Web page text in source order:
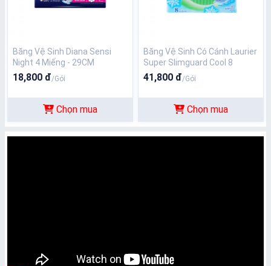
Băng Vệ Sinh Diana Sensi
Night 4 Miếng - 29CM
18,800 đ/Gói
Chọn mua
Băng Vệ Sinh Có Cánh Laurier
Super Slimguard Cool 8
miếng
41,800 đ/Gói
Chọn mua